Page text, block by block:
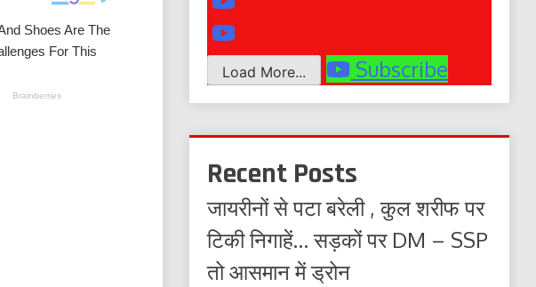
Load More... Subscribe
Recent Posts
जायरीनों से पटा बरेली , कुल शरीफ पर
टिकी निगाहें… सड़कों पर DM – SSP
तो आसमान में ड्रोन